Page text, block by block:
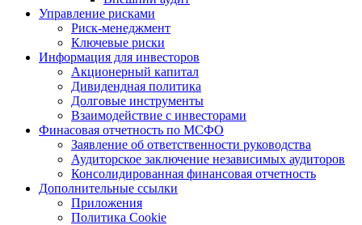
Управление рисками
Риск-менеджмент
Ключевые риски
Информация для инвесторов
Акционерный капитал
Дивидендная политика
Долговые инструменты
Взаимодействие с инвеcторами
Финасовая отчетность по МСФО
Заявление об ответственности руководства
Аудиторское заключение независимых аудиторов
Консолидированная финансовая отчетность
Дополнительные ссылки
Приложения
Политика Cookie